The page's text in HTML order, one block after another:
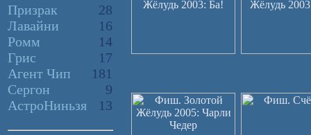
Призрак
28
Лавайни
16
Ромм
14
Грис
17
Агент Чип
181
Сергон
9
АстроНиньзя
13